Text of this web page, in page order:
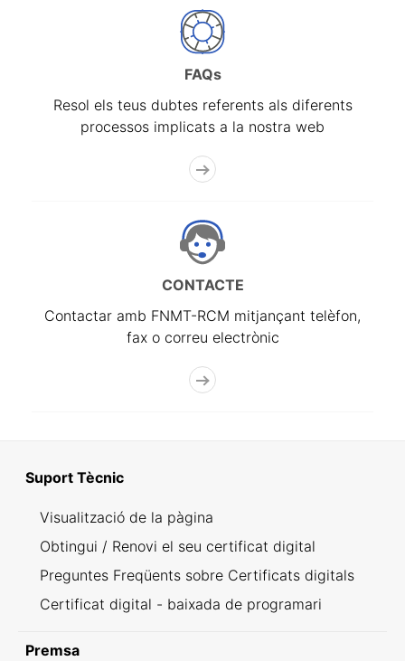
FAQs
Resol els teus dubtes referents als diferents
processos implicats a la nostra web
CONTACTE
Contactar amb FNMT-RCM mitjançant telèfon,
fax o correu electrònic
Suport Tècnic
Visualització de la pàgina
Obtingui / Renovi el seu certificat digital
Preguntes Freqüents sobre Certificats digitals
Certificat digital - baixada de programari
Premsa